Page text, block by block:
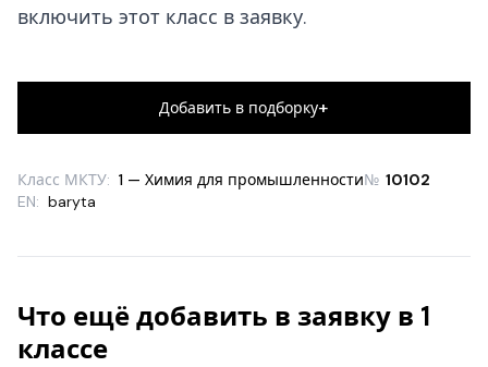
включить этот класс в заявку.
Добавить в подборку+
Класс МКТУ: 1 — Химия для промышленности№ 10102
EN: baryta
Что ещё добавить в заявку в 1
классе